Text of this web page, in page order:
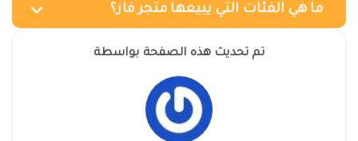
ما هي الفئات التي يبيعها متجر فار؟
تم تحديث هذه الصفحة بواسطة